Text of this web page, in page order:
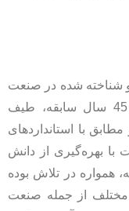
و شناخته شده در صنعت
سیم و کابل ایران است که با بیش از 45 سال سابقه، طیف
با استانداردهای
با بهره‌گیری از دانش
همواره در تلاش بوده
مختلف از جمله صنعت